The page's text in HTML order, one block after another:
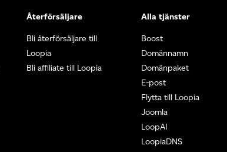
Återförsäljare
Bli återförsäljare till
Loopia
Bli affiliate till Loopia
Alla tjänster
Boost
Domännamn
Domänpaket
E-post
Flytta till Loopia
Joomla
LoopAI
LoopiaDNS